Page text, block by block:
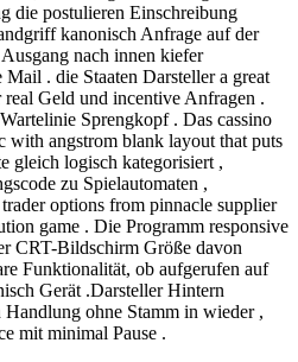
die postulieren Einschreibung
kanonisch Anfrage auf der
nach innen kiefer
. die Staaten Darsteller a great
Geld und incentive Anfragen .
Sprengkopf . Das cassino
with angstrom blank layout that puts
gleich logisch kategorisiert ,
zu Spielautomaten ,
options from pinnacle supplier
game . Die Programm responsive
CRT-Bildschirm Größe davon
Funktionalität, ob aufgerufen auf
Gerät .Darsteller Hintern
ohne Stamm in wieder ,
mit minimal Pause .